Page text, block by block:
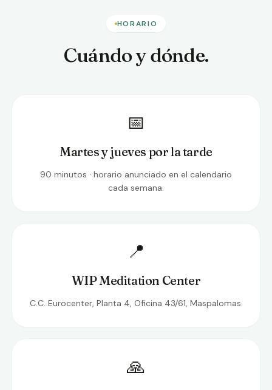
HORARIO
Cuándo y dónde.
📅
Martes y jueves por la tarde
90 minutos · horario anunciado en el calendario
cada semana.
📍
WIP Meditation Center
C.C. Eurocenter, Planta 4, Oficina 43/61, Maspalomas.
🙏